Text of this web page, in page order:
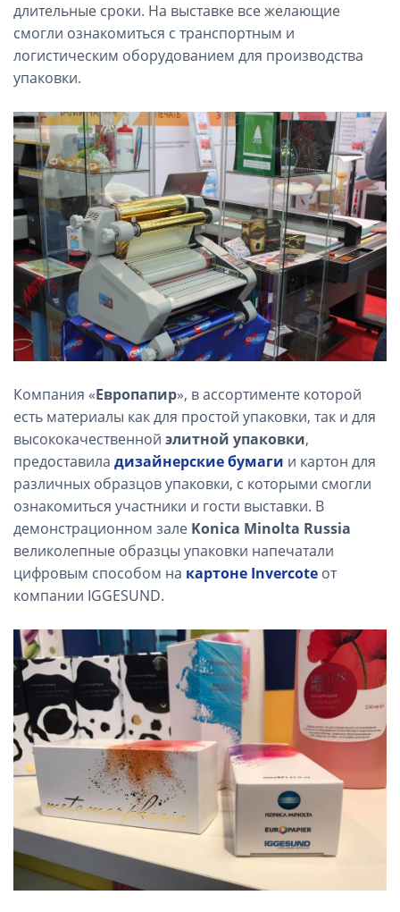
длительные сроки. На выставке все желающие
смогли ознакомиться с транспортным и
логистическим оборудованием для производства
упаковки.
Компания «Европапир», в ассортименте которой
есть материалы как для простой упаковки, так и для
высококачественной элитной упаковки,
предоставила дизайнерские бумаги и картон для
различных образцов упаковки, с которыми смогли
ознакомиться участники и гости выставки. В
демонстрационном зале Konica Minolta Russia
великолепные образцы упаковки напечатали
цифровым способом на картоне Invercote от
компании IGGESUND.